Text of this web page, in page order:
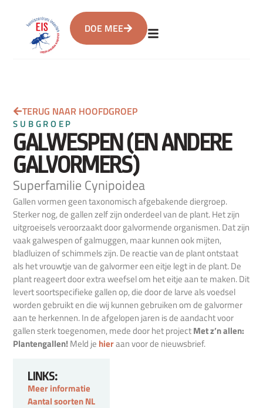
DOE MEE
TERUG NAAR HOOFDGROEP
SUBGROEP
GALWESPEN (EN ANDERE
GALVORMERS)
Superfamilie Cynipoidea
Gallen vormen geen taxonomisch afgebakende diergroep.
Sterker nog, de gallen zelf zijn onderdeel van de plant. Het zijn
uitgroeisels veroorzaakt door galvormende organismen. Dat zijn
vaak galwespen of galmuggen, maar kunnen ook mijten,
bladluizen of schimmels zijn. De reactie van de plant ontstaat
als het vrouwtje van de galvormer een eitje legt in de plant. De
plant reageert door extra weefsel om het eitje aan te maken. Dit
levert soortspecifieke gallen op, die door de larve als voedsel
worden gebruikt en die wij kunnen gebruiken om de galvormer
aan te herkennen. In de afgelopen jaren is de aandacht voor
gallen sterk toegenomen, mede door het projectMet z’n allen:
Plantengallen!Meld je hieraan voor de nieuwsbrief.
LINKS:
Meer informatie
Aantal soorten NL